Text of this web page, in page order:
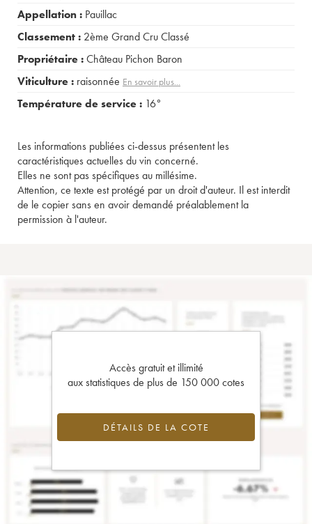
Appellation : Pauillac
Classement : 2ème Grand Cru Classé
Propriétaire :Château Pichon Baron
Viticulture : raisonnée En savoir plus...
Température de service : 16°
Les informations publiées ci-dessus présentent les
caractéristiques actuelles du vin concerné.
Elles ne sont pas spécifiques au millésime.
Attention, ce texte est protégé par un droit d'auteur. Il est interdit
de le copier sans en avoir demandé préalablement la
permission à l'auteur.
Accès gratuit et illimité
aux statistiques de plus de 150 000 cotes
DÉTAILS DE LA COTE